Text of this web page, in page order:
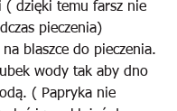
( dzięki temu farsz nie
pieczenia)
na blaszce do pieczenia.
wody tak aby dno
( Papryka nie